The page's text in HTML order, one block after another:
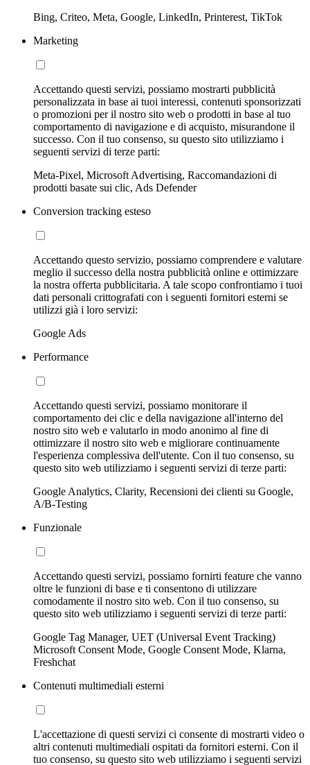
Bing, Criteo, Meta, Google, LinkedIn, Printerest, TikTok
Marketing
Accettando questi servizi, possiamo mostrarti pubblicità
personalizzata in base ai tuoi interessi, contenuti sponsorizzati
o promozioni per il nostro sito web o prodotti in base al tuo
comportamento di navigazione e di acquisto, misurandone il
successo. Con il tuo consenso, su questo sito utilizziamo i
seguenti servizi di terze parti:
Meta-Pixel, Microsoft Advertising, Raccomandazioni di
prodotti basate sui clic, Ads Defender
Conversion tracking esteso
Accettando questo servizio, possiamo comprendere e valutare
meglio il successo della nostra pubblicità online e ottimizzare
la nostra offerta pubblicitaria. A tale scopo confrontiamo i tuoi
dati personali crittografati con i seguenti fornitori esterni se
utilizzi già i loro servizi:
Google Ads
Performance
Accettando questi servizi, possiamo monitorare il
comportamento dei clic e della navigazione all'interno del
nostro sito web e valutarlo in modo anonimo al fine di
ottimizzare il nostro sito web e migliorare continuamente
l'esperienza complessiva dell'utente. Con il tuo consenso, su
questo sito web utilizziamo i seguenti servizi di terze parti:
Google Analytics, Clarity, Recensioni dei clienti su Google,
A/B-Testing
Funzionale
Accettando questi servizi, possiamo fornirti feature che vanno
oltre le funzioni di base e ti consentono di utilizzare
comodamente il nostro sito web. Con il tuo consenso, su
questo sito web utilizziamo i seguenti servizi di terze parti:
Google Tag Manager, UET (Universal Event Tracking)
Microsoft Consent Mode, Google Consent Mode, Klarna,
Freshchat
Contenuti multimediali esterni
L'accettazione di questi servizi ci consente di mostrarti video o
altri contenuti multimediali ospitati da fornitori esterni. Con il
tuo consenso, su questo sito web utilizziamo i seguenti servizi